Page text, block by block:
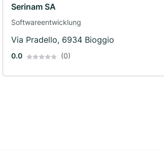
Serinam SA
Softwareentwicklung
Via Pradello, 6934 Bioggio
0.0 (0)